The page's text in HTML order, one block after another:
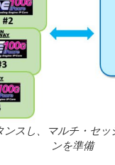
ンスし、マルチ・セ
ンを準備